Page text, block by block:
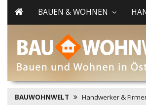
BAUEN & WOHNEN
BAUWOHNWELT Handwerker &